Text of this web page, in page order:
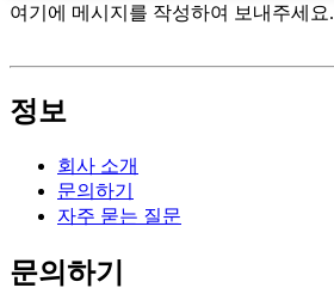
여기에 메시지를 작성하여 보내주세요.
정보
회사 소개
문의하기
자주 묻는 질문
문의하기